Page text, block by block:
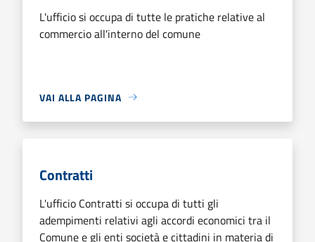
L'ufficio si occupa di tutte le pratiche relative al
commercio all'interno del comune
VAI ALLA PAGINA
Contratti
L'ufficio Contratti si occupa di tutti gli
adempimenti relativi agli accordi economici tra il
Comune e gli enti società e cittadini in materia di